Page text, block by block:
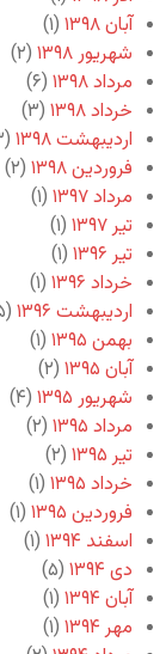
آبان ۱۳۹۸
(۱)
شهریور ۱۳۹۸
(۲)
مرداد ۱۳۹۸
(۶)
خرداد ۱۳۹۸
(۳)
اردیبهشت ۱۳۹۸
(۳)
فروردین ۱۳۹۸
(۲)
مرداد ۱۳۹۷
(۱)
تیر ۱۳۹۷
(۱)
تیر ۱۳۹۶
(۱)
خرداد ۱۳۹۶
(۱)
اردیبهشت ۱۳۹۶
(۵)
بهمن ۱۳۹۵
(۱)
آبان ۱۳۹۵
(۲)
شهریور ۱۳۹۵
(۴)
مرداد ۱۳۹۵
(۲)
تیر ۱۳۹۵
(۲)
خرداد ۱۳۹۵
(۱)
فروردین ۱۳۹۵
(۱)
اسفند ۱۳۹۴
(۱)
دی ۱۳۹۴
(۵)
آبان ۱۳۹۴
(۱)
مهر ۱۳۹۴
(۱)